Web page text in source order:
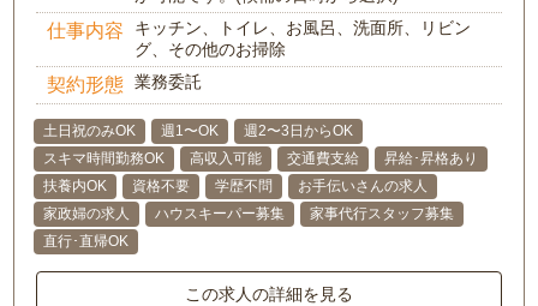
仕事内容
キッチン、トイレ、お風呂、洗面所、リビン
グ、その他のお掃除
契約形態 業務委託
土日祝のみOK 週1〜OK
週2〜3日からOK
スキマ時間勤務OK
高収入可能 交通費支給
昇給･昇格あり
扶養内OK
資格不要 学歴不問
お手伝いさんの求人
家政婦の求人
ハウスキーパー募集
家事代行スタッフ募集
直行･直帰OK
この求人の詳細を見る